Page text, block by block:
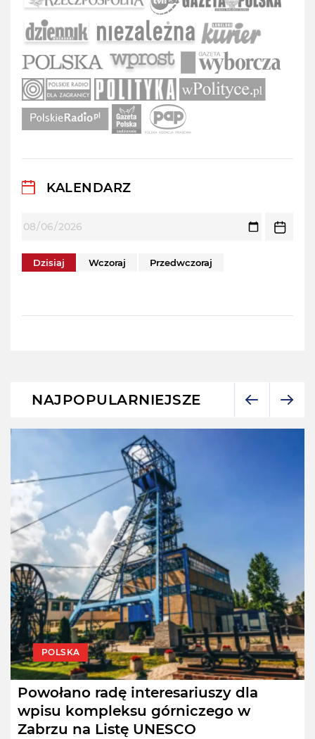
KALENDARZ
Dzisiaj Wczoraj Przedwczoraj
NAJPOPULARNIEJSZE
POLSKA
Powołano radę interesariuszy dla
wpisu kompleksu górniczego w
Zabrzu na Listę UNESCO